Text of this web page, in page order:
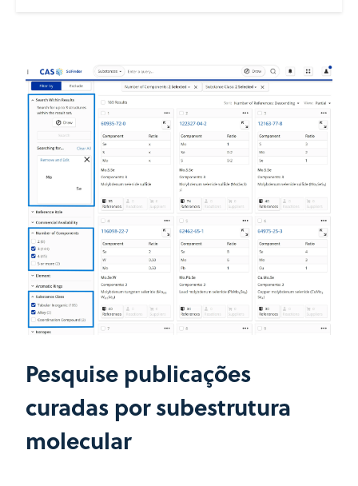
Pesquise publicações
curadas por subestrutura
molecular